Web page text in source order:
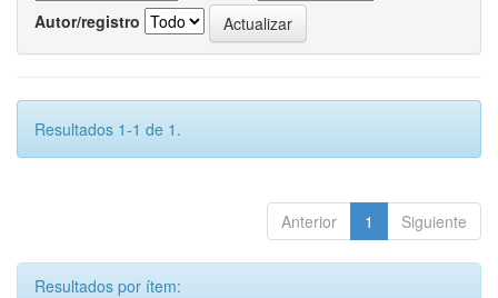
Autor/registro
Resultados 1-1 de 1.
Anterior 1 Siguiente
Resultados por ítem: